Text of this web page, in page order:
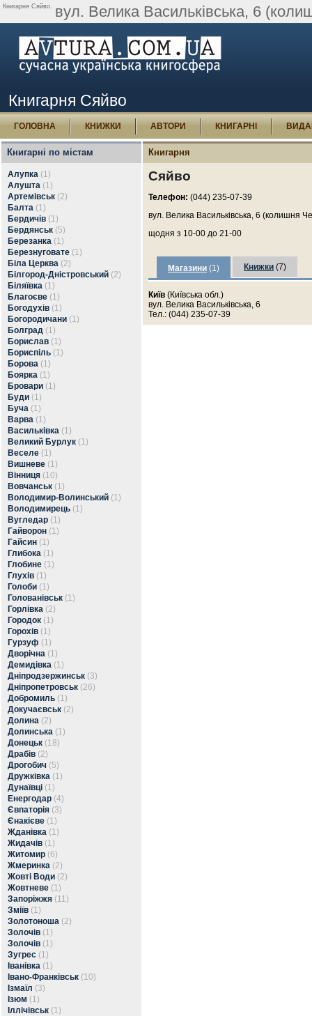
Книгарня Сяйво. вул. Велика Васильківська, 6
Книгарня Сяйво
ГОЛОВНА КНИЖКИ АВТОРИ КНИГАРНІ
Книгарні по містам
Алупка (1)
Алушта (1)
Артемівськ (2)
Балта (1)
Бердичів (1)
Бердянськ (5)
Березанка (1)
Березнуговате (1)
Біла Церква (2)
Білгород-Дністровський (2)
Біляївка (1)
Благоєве (1)
Богодухів (1)
Богородичани (1)
Болград (1)
Борислав (1)
Бориспіль (1)
Борова (1)
Боярка (1)
Бровари (1)
Буди (1)
Буча (1)
Варва (1)
Васильківка (1)
Великий Бурлук (1)
Веселе (1)
Вишневе (1)
Вінниця (10)
Вовчанськ (1)
Володимир-Волинський (1)
Володимирець (1)
Вугледар (1)
Гайворон (1)
Гайсин (1)
Глибока (1)
Глобине (1)
Глухів (1)
Голоби (1)
Голованівськ (1)
Горлівка (2)
Городок (1)
Горохів (1)
Гурзуф (1)
Дворічна (1)
Демидівка (1)
Дніпродзержинськ (3)
Дніпропетровськ (26)
Добромиль (1)
Докучаєвськ (2)
Долина (2)
Долинська (1)
Донецьк (18)
Драбів (2)
Дрогобич (5)
Дружківка (1)
Дунаївці (1)
Енергодар (4)
Євпаторія (3)
Єнакієве (1)
Жданівка (1)
Жидачів (1)
Житомир (6)
Жмеринка (2)
Жовті Води (2)
Жовтневе (1)
Запоріжжя (11)
Зміїв (1)
Золотоноша (2)
Золочів (1)
Золочів (1)
Зугрес (1)
Іванівка (1)
Івано-Франківськ (10)
Ізмаїл (3)
Ізюм (1)
Іллічівськ (1)
Книгарня
Сяйво
Телефон: (044) 235-07-39
вул. Велика Васильківська, 6 (колишня
щодня з 10-00 до 21-00
Магазини (1) Книжки (7)
Київ (Київська обл.)
вул. Велика Васильківська, 6
Тел.: (044) 235-07-39